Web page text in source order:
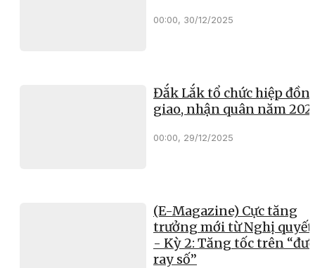
00:00, 30/12/2025
Đắk Lắk tổ chức hiệp
giao, nhận quân năm
00:00, 29/12/2025
(E-Magazine) Cực tăng
trưởng mới từ Nghị quyết
- Kỳ 2: Tăng tốc trên
ray số”